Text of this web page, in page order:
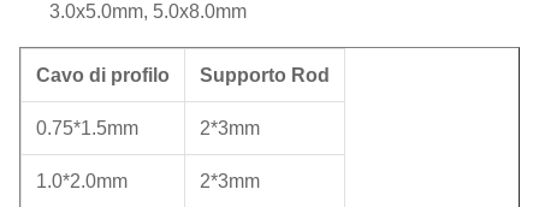
3.0x5.0mm, 5.0x8.0mm
Cavo di profilo Supporto Rod
0.75*1.5mm 2*3mm
1.0*2.0mm 2*3mm